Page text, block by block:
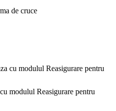
de cruce
cu modulul Reasigurare pentru
modulul Reasigurare pentru